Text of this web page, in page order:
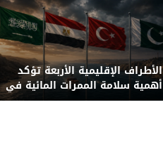
الأطراف الإقليمية الأربعة تؤكد
أهمية سلامة الممرات المائية في
باب المندب